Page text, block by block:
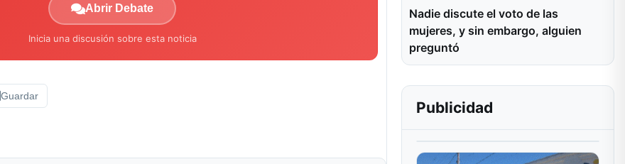
Abrir Debate
Inicia una discusión sobre esta noticia
Guardar
Nadie discute el voto de las
mujeres, y sin embargo, alguien
preguntó
Publicidad